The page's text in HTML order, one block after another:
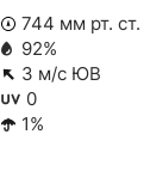
744 мм рт. ст.
92%
3 м/с ЮВ
0
1%